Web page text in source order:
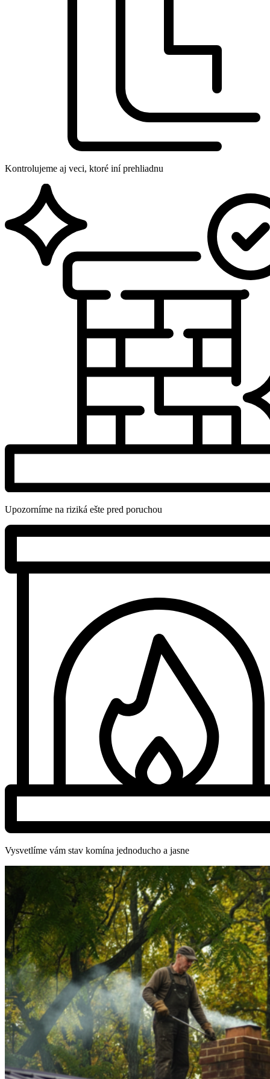
Kontrolujeme aj veci, ktoré iní prehliadnu
Upozorníme na riziká ešte pred poruchou
Vysvetlíme vám stav komína jednoducho a jasne